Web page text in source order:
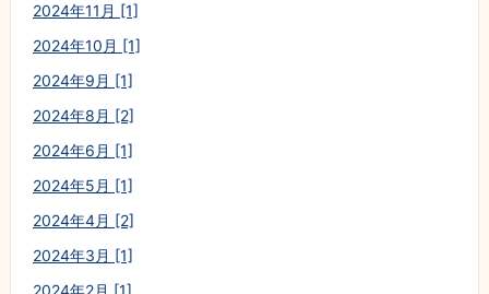
2024年11月 [1]
2024年10月 [1]
2024年9月 [1]
2024年8月 [2]
2024年6月 [1]
2024年5月 [1]
2024年4月 [2]
2024年3月 [1]